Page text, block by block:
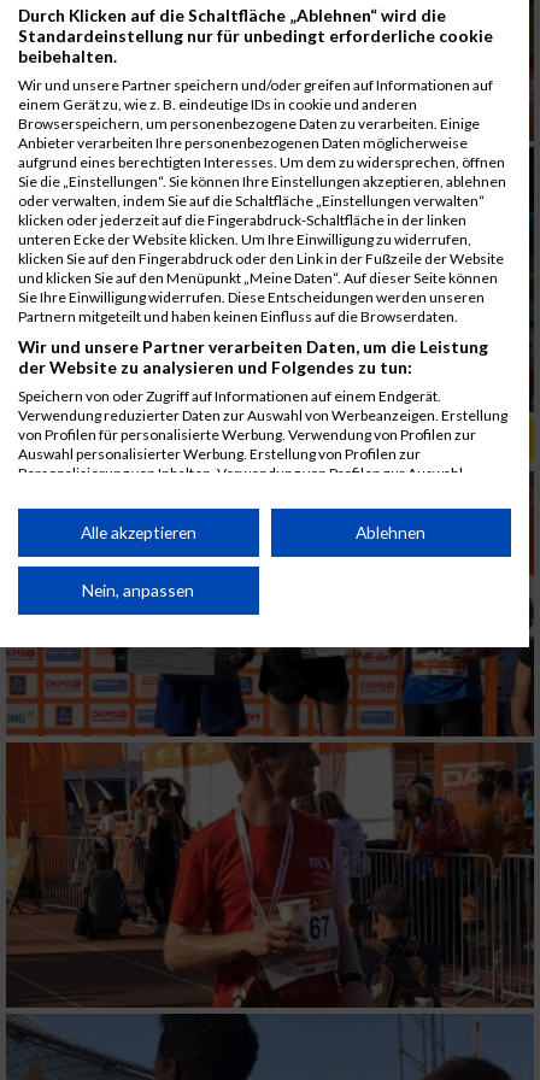
ALBUM B2RUN MÜNCHEN, B2RUN / 16.07.2019
Durch Klicken auf die Schaltfläche „Ablehnen“ wird die
Standardeinstellung nur für unbedingt erforderliche cookie
beibehalten.
Wir und unsere Partner speichern und/oder greifen auf Informationen auf
einem Gerät zu, wie z. B. eindeutige IDs in cookie und anderen
Browserspeichern, um personenbezogene Daten zu verarbeiten. Einige
Anbieter verarbeiten Ihre personenbezogenen Daten möglicherweise
aufgrund eines berechtigten Interesses. Um dem zu widersprechen, öffnen
Sie die „Einstellungen“. Sie können Ihre Einstellungen akzeptieren, ablehnen
oder verwalten, indem Sie auf die Schaltfläche „Einstellungen verwalten“
klicken oder jederzeit auf die Fingerabdruck-Schaltfläche in der linken
unteren Ecke der Website klicken. Um Ihre Einwilligung zu widerrufen,
klicken Sie auf den Fingerabdruck oder den Link in der Fußzeile der Website
und klicken Sie auf den Menüpunkt „Meine Daten“. Auf dieser Seite können
Sie Ihre Einwilligung widerrufen. Diese Entscheidungen werden unseren
Partnern mitgeteilt und haben keinen Einfluss auf die Browserdaten.
Wir und unsere Partner verarbeiten Daten, um die Leistung
der Website zu analysieren und Folgendes zu tun:
Speichern von oder Zugriff auf Informationen auf einem Endgerät.
Verwendung reduzierter Daten zur Auswahl von Werbeanzeigen. Erstellung
von Profilen für personalisierte Werbung. Verwendung von Profilen zur
Auswahl personalisierter Werbung. Erstellung von Profilen zur
Personalisierung von Inhalten. Verwendung von Profilen zur Auswahl
Performance von Inhalten. Analyse von Zielgruppen durch Statistiken oder
Kombinationen von Daten aus verschiedenen Quellen. Entwicklung und
von Inhalten.
Daten können außerhalb der Europäischen Union weitergegeben und in die
Website/App.
Partnerliste anzeigen (1 IAB-Anbieter)
Wir nutzen Ihre Daten für folgende Zwecke:
IAB-Verarbeitungszwecke:
Speichern von oder Zugriff auf Informationen
auf einem Endgerät
Verwendung reduzierter Daten zur Auswahl
von Werbeanzeigen
Erstellung von Profilen für personalisierte
Verwendung von Profilen zur Auswahl
personalisierter Werbung
Alle akzeptieren Ablehnen
Nein, anpassen